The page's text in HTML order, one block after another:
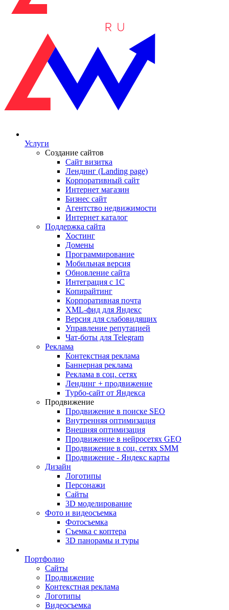
Услуги
Создание сайтов
Сайт визитка
Лендинг (Landing page)
Корпоративный сайт
Интернет магазин
Бизнес сайт
Агентство недвижимости
Интернет каталог
Поддержка сайта
Хостинг
Домены
Программирование
Мобильная версия
Обновление сайта
Интеграция с 1С
Копирайтинг
Корпоративная почта
XML-фид для Яндекс
Версия для слабовидящих
Управление репутацией
Чат-боты для Telegram
Реклама
Контекстная реклама
Баннерная реклама
Реклама в соц. сетях
Лендинг + продвижение
Турбо-сайт от Яндекса
Продвижение
Продвижение в поиске SEO
Внутренняя оптимизация
Внешняя оптимизация
Продвижение в нейросетях GEO
Продвижение в соц. сетях SMM
Продвижение - Яндекс карты
Дизайн
Логотипы
Персонажи
Сайты
3D моделирование
Фото и видеосъемка
Фотосъемка
Съемка с коптера
3D панорамы и туры
Портфолио
Сайты
Продвижение
Контекстная реклама
Логотипы
Видеосъемка